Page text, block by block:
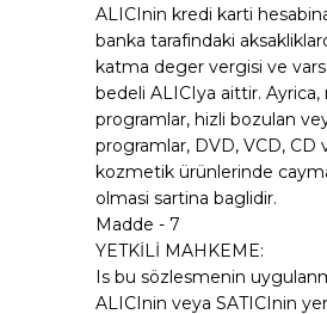
ALICInin kredi karti
banka tarafindaki
katma deger vergisi ve
bedeli ALICIya aittir.
programlar, hizli bozulan
programlar, DVD, VCD,
kozmetik ürünlerinde
olmasi sartina baglidir.
Madde - 7
YETKİLİ MAHKEME:
Is bu sözlesmenin
ALICInin veya SATICInin